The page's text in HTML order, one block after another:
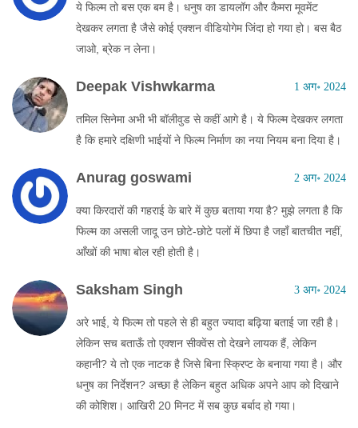
ये फिल्म तो बस एक बम है। धनुष का डायलॉग और कैमरा मूवमेंट
देखकर लगता है जैसे कोई एक्शन वीडियोगेम जिंदा हो गया हो। बस बैठ
जाओ, ब्रेक न लेना।
Deepak Vishwkarma 1 अग॰ 2024
तमिल सिनेमा अभी भी बॉलीवुड से कहीं आगे है। ये फिल्म देखकर लगता
है कि हमारे दक्षिणी भाईयों ने फिल्म निर्माण का नया नियम बना दिया है।
Anurag goswami 2 अग॰ 2024
क्या किरदारों की गहराई के बारे में कुछ बताया गया है? मुझे लगता है कि
फिल्म का असली जादू उन छोटे-छोटे पलों में छिपा है जहाँ बातचीत नहीं,
आँखों की भाषा बोल रही होती है।
Saksham Singh 3 अग॰ 2024
अरे भाई, ये फिल्म तो पहले से ही बहुत ज्यादा बढ़िया बताई जा रही है।
लेकिन सच बताऊँ तो एक्शन सीक्वेंस तो देखने लायक हैं, लेकिन
कहानी? ये तो एक नाटक है जिसे बिना स्क्रिप्ट के बनाया गया है। और
धनुष का निर्देशन? अच्छा है लेकिन बहुत अधिक अपने आप को दिखाने
की कोशिश। आखिरी 20 मिनट में सब कुछ बर्बाद हो गया।